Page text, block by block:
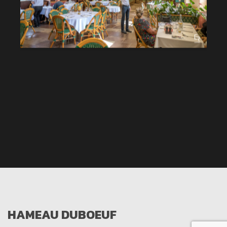
HAMEAU DUBOEUF